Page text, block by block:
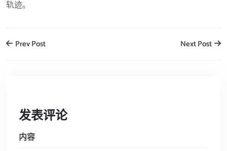
轨迹。
Prev Post Next Post
发表评论
内容